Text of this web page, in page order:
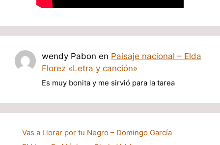
wendy Pabon en Paisaje nacional – Elda
Florez «Letra y canción»
Es muy bonita y me sirvió para la tarea
Vas a Llorar por tu Negro – Domingo García